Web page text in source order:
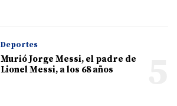
Deportes
Murió Jorge Messi, el padre de
Lionel Messi, a los 68 años